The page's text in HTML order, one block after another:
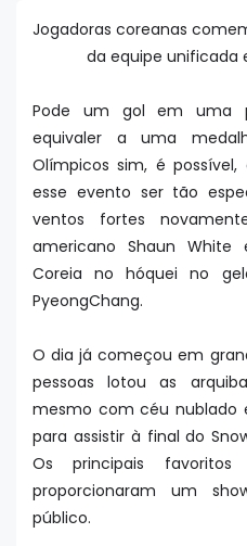
Jogadoras coreanas
da equipe unificada
Pode um gol em uma
equivaler a uma
Olímpicos sim, é
esse evento ser tão
ventos fortes
americano Shaun
Coreia no hóquei no
PyeongChang.
O dia já começou em
pessoas lotou as
mesmo com céu nublado
para assistir à final do
Os principais
proporcionaram um
público.